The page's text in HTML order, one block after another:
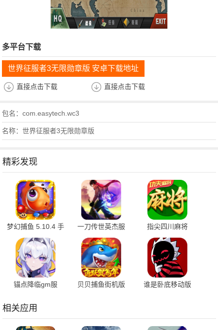
多平台下载
世界征服者3无限勋章版 安卓下载地址
直接点击下载 直接点击下载
包名：com.easytech.wc3
名称：世界征服者3无限勋章版
精彩发现
梦幻捕鱼 5.10.4 手
机版
一刀传世英杰服
101.3.0 最新版
指尖四川麻将
7.10.550 安卓版
锚点降临gm服
贝贝捕鱼街机版
谁是卧底移动版
相关应用